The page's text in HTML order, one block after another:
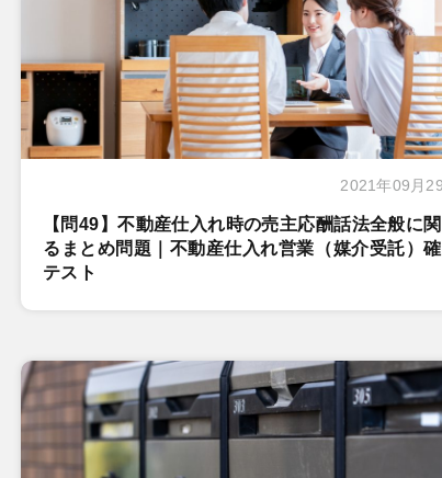
2021年09月
【問49】不動産仕入れ時の売主応酬話法全般に
るまとめ問題｜不動産仕入れ営業（媒介受託）
テスト